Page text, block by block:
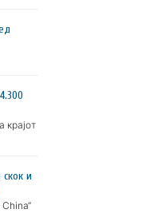
крајот
и